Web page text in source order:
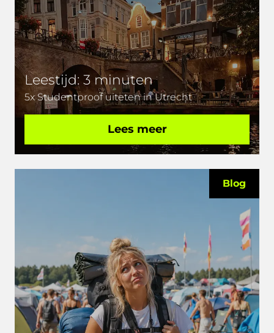
5x Studentproof uiteten in Utrecht
Leestijd: 3 minuten
Lees meer
Blog